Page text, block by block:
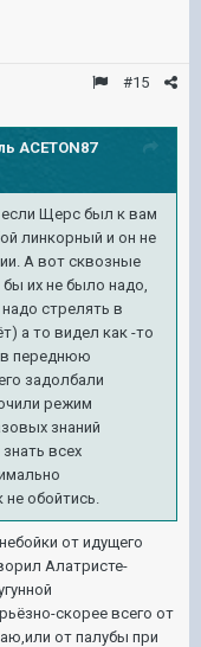
#15
ACETON87
Щерс был к вам
линкорный и он не
А вот сквозные
их не было надо,
стрелять в
а то видел как -то
в переднюю
задолбали
режим
знаний
всех
не обойтись.
от идущего
Алатристе-
скорее всего от
от палубы при